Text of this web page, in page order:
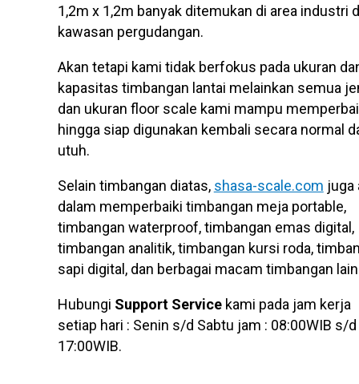
1,2m x 1,2m banyak ditemukan di area industri
kawasan pergudangan.
Akan tetapi kami tidak berfokus pada ukuran
kapasitas timbangan lantai melainkan semua
dan ukuran floor scale kami mampu
hingga siap digunakan kembali secara normal
utuh.
Selain timbangan diatas, shasa-scale.com juga
dalam memperbaiki timbangan meja portable,
timbangan waterproof, timbangan emas digital,
timbangan analitik, timbangan kursi roda,
sapi digital, dan berbagai macam timbangan
Hubungi Support Servicekami pada jam kerja
setiap hari : Senin s/d Sabtu jam : 08:00WIB s/d
17:00WIB.